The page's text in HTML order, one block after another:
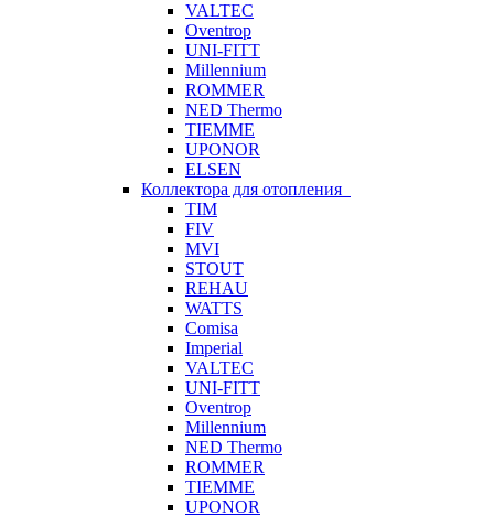
VALTEC
Oventrop
UNI-FITT
Millennium
ROMMER
NED Thermo
TIEMME
UPONOR
ELSEN
Коллектора для отопления
TIM
FIV
MVI
STOUT
REHAU
WATTS
Comisa
Imperial
VALTEC
UNI-FITT
Oventrop
Millennium
NED Thermo
ROMMER
TIEMME
UPONOR